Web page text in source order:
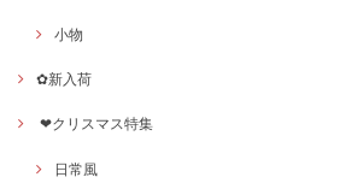
小物
✿新入荷
❤クリスマス特集
日常風